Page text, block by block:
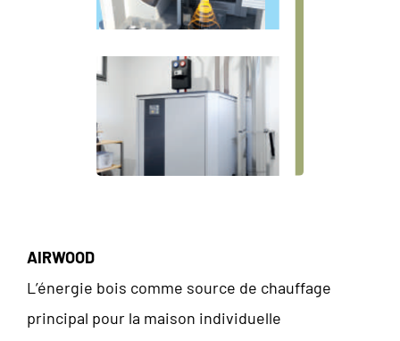
AIRWOOD
L’énergie bois comme source de chauffage
principal pour la maison individuelle